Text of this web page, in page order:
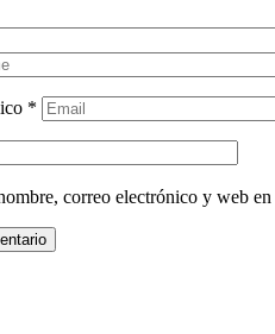
*
correo electrónico y web